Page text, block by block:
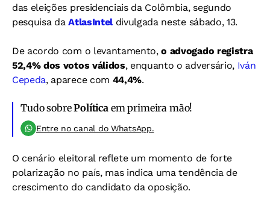
das eleições presidenciais da Colômbia, segundo
pesquisa daAtlasIntel divulgada neste sábado, 13.
De acordo com o levantamento,o advogado registra
52,4% dos votos válidos, enquanto o adversário, Iván
Cepeda, aparece com 44,4%.
Tudo sobrePolíticaem primeira mão!
Entre no canal do WhatsApp.
O cenário eleitoral reflete um momento de forte
polarização no país, mas indica uma tendência de
crescimento do candidato da oposição.